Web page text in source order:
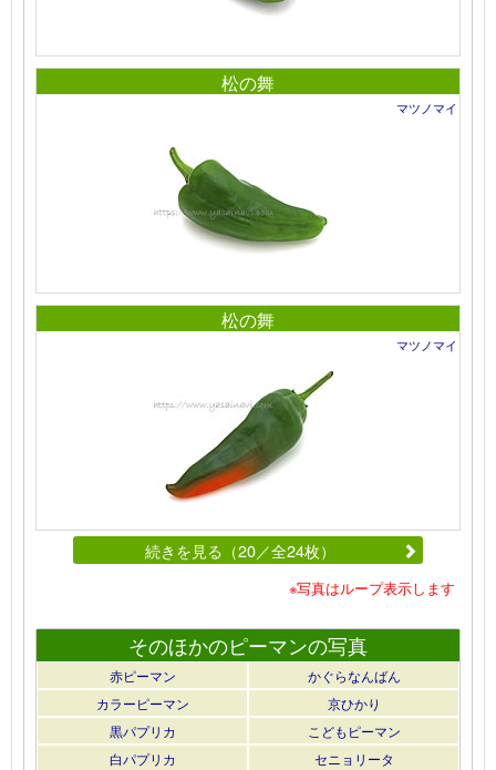
松の舞
マツノマイ
松の舞
マツノマイ
続きを見る（20／全24枚）
※写真はループ表示します
そのほかのピーマンの写真
赤ピーマン
かぐらなんばん
カラーピーマン
京ひかり
黒パプリカ
こどもピーマン
白パプリカ
セニョリータ